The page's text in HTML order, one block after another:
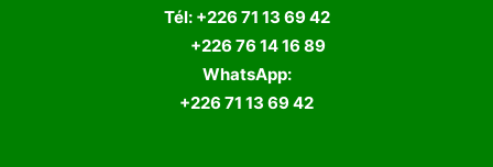
Tél: +226 71 13 69 42
+226 76 14 16 89
WhatsApp:
+226 71 13 69 42